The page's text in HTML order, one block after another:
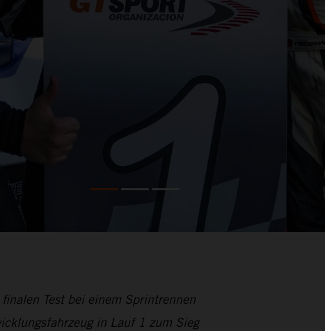
Test bei einem Sprintrennen
in Lauf 1 zum Sieg